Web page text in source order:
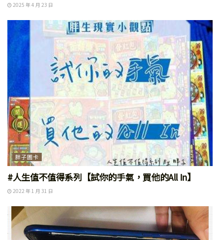
2025 年 4 月 23 日
胖子圖卡
#人生值不值得系列【試你的手氣，買他的All In】
2022 年 1 月 31 日